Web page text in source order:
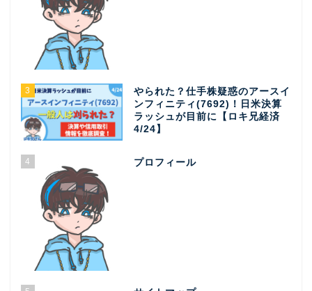
3
やられた？仕手株疑惑のアースイ
ンフィニティ(7692)！日米決算
ラッシュが目前に【ロキ兄経済
4/24】
4 プロフィール